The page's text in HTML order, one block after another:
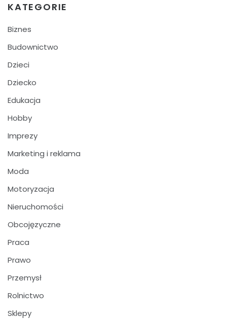
KATEGORIE
Biznes
Budownictwo
Dzieci
Dziecko
Edukacja
Hobby
Imprezy
Marketing i reklama
Moda
Motoryzacja
Nieruchomości
Obcojęzyczne
Praca
Prawo
Przemysł
Rolnictwo
Sklepy